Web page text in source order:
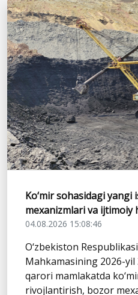
Ko‘mir sohasidagi
mexanizmlari va ijtimoiy
04.08.2026 15:08:46
O‘zbekiston
Mahkamasining 2026-
qarori mamlakatda
rivojlantirish, bozor